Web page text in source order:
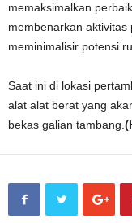
memaksimalkan
membenarkan
meminimalisir potensi
Saat ini di lokasi
alat alat berat yang
bekas galian tambang.